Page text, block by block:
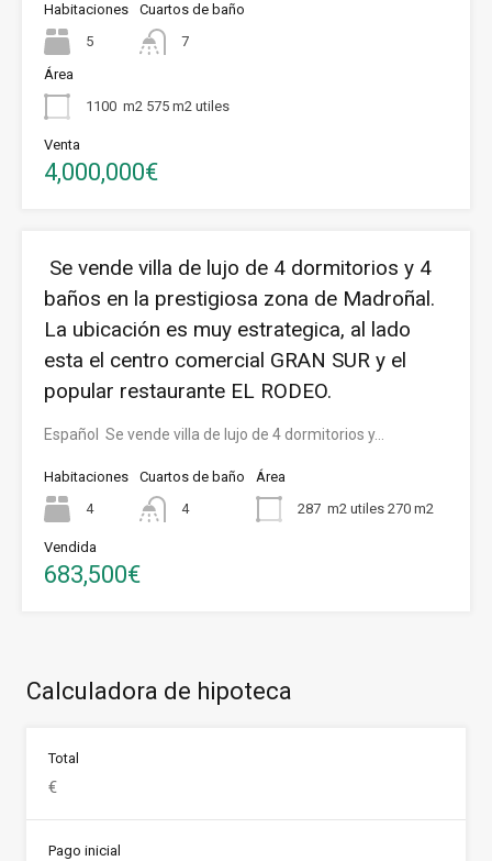
Habitaciones
5
Cuartos de baño
7
Área
1100 m2 575 m2 utiles
Venta
4,000,000€
Se vende villa de lujo de 4 dormitorios y 4
baños en la prestigiosa zona de Madroñal.
La ubicación es muy estrategica, al lado
esta el centro comercial GRAN SUR y el
popular restaurante EL RODEO.
Español Se vende villa de lujo de 4 dormitorios y…
Habitaciones
4
Cuartos de baño
4
Área
287 m2 utiles 270 m2
Vendida
683,500€
Calculadora de hipoteca
Total
Pago inicial